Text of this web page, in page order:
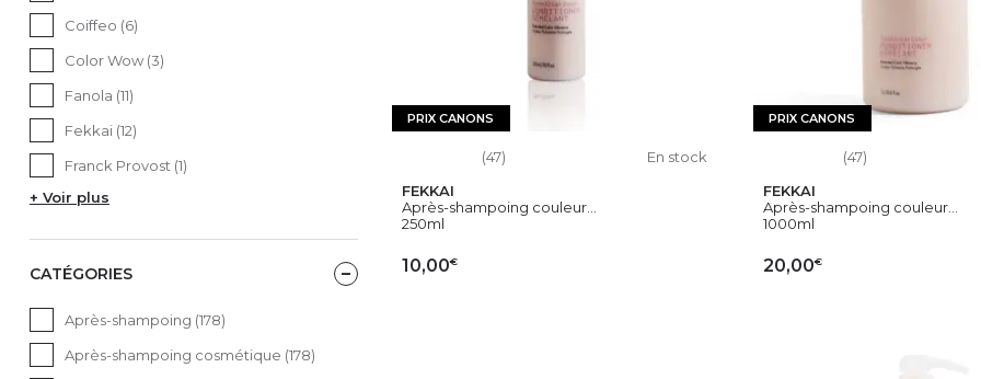
PRIX CANONS
(47)
En stock
FEKKAI
Après-shampoing couleur...
250ml
10,00€
PRIX CANONS
(47)
FEKKAI
Après-shampoing couleur...
1000ml
20,00€
Coiffeo (6)
Color Wow (3)
Fanola (11)
Fekkai (12)
Franck Provost (1)
+ Voir plus
CATÉGORIES
Après-shampoing (178)
Après-shampoing cosmétique (178)